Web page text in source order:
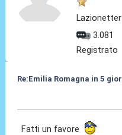
Lazionetter
3.081
Registrato
Re:Emilia Romagna in 5
Fatti un favore